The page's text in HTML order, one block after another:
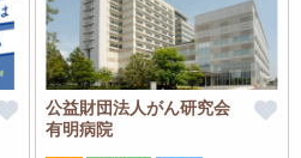
公益財団法人がん研究会
有明病院